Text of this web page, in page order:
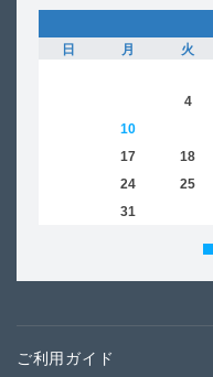
日
月 火
4
10
17 18
24 25
31
ご利用ガイド